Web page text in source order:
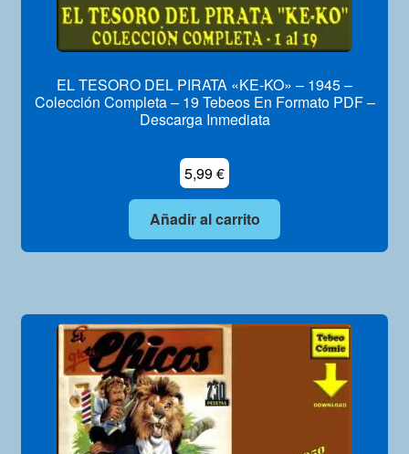
EL TESORO DEL PIRATA «KE-KO» – 1945 –
Colección Completa – 19 Tebeos En Formato PDF –
Descarga Inmediata
5,99€
Añadir al carrito